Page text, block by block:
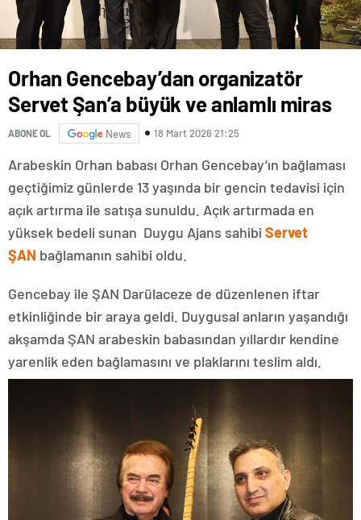
Orhan Gencebay’dan organizatör
Servet Şan’a büyük ve anlamlı miras
ABONE OL News 18 Mart 2026 21:25
Arabeskin Orhan babası Orhan Gencebay’ın bağlaması
geçtiğimiz günlerde 13 yaşında bir gencin tedavisi için
açık artırma ile satışa sunuldu. Açık artırmada en
yüksek bedeli sunan Duygu Ajans sahibi Servet
ŞAN bağlamanın sahibi oldu.
Gencebay ile ŞAN Darülaceze de düzenlenen iftar
etkinliğinde bir araya geldi. Duygusal anların yaşandığı
akşamda ŞAN arabeskin babasından yıllardır kendine
yarenlik eden bağlamasını ve plaklarını teslim aldı.